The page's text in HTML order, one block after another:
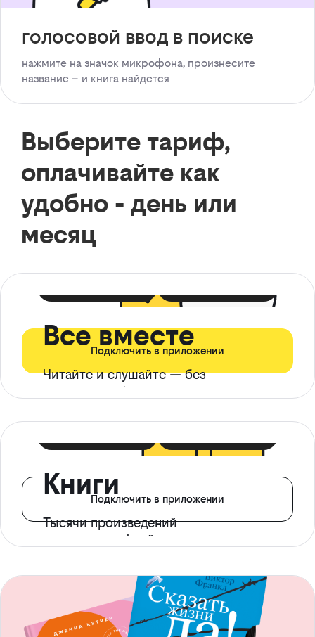
голосовой ввод в поиске
нажмите на значок микрофона, произнесите
название – и книга найдется
Выберите тариф,
оплачивайте как
удобно - день или
месяц
Все вместе
Читайте и слушайте — без
ограничений*
Подключить в приложении
Книги
Тысячи произведений
с доступом офлайн
Подключить в приложении